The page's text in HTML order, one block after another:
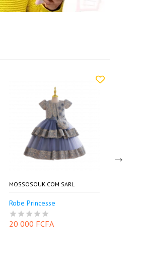
MOSSOSOUK.COM SARL
Robe Princesse
20 000 FCFA